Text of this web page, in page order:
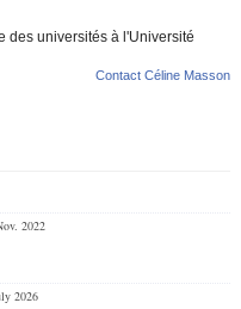
des universités à l'Université
Contact Céline Masson
2022
2026